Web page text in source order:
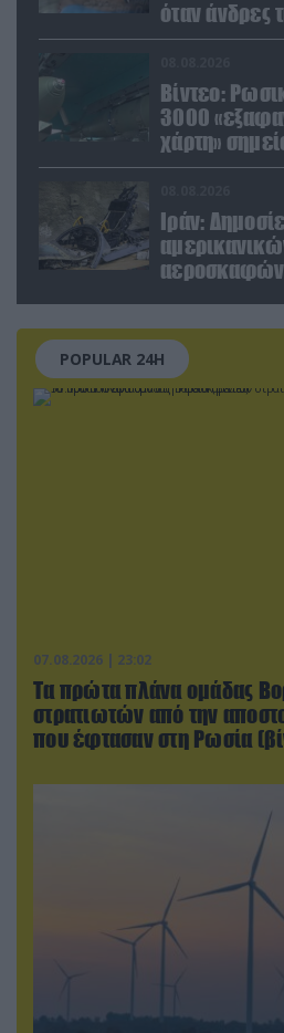
όταν άνδρες
σύντροφό
Βίντεο:
3000
χάρτη»
ουκρανικών
Ιράν:
POPULAR 24H
07.08.2026 | 23:02
Τα πρώτα πλάνα ομάδας
στρατιωτών από την
που έφτασαν στη Ρωσία